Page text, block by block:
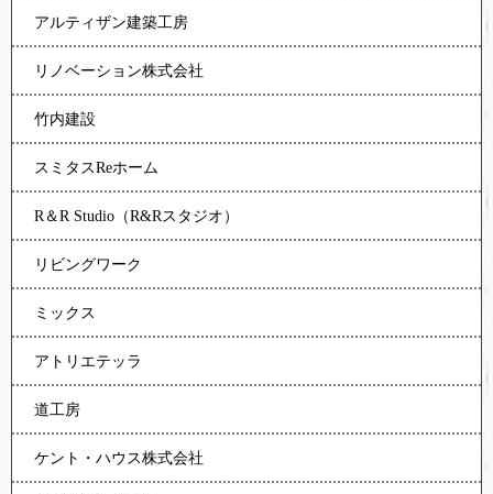
アルティザン建築工房
リノベーション株式会社
竹内建設
スミタスReホーム
R＆R Studio（R&Rスタジオ）
リビングワーク
ミックス
アトリエテッラ
道工房
ケント・ハウス株式会社